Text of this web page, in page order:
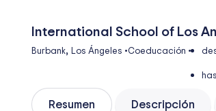
International School of Los
Burbank, Los Ángeles •Coeducación •
Resumen Descripción